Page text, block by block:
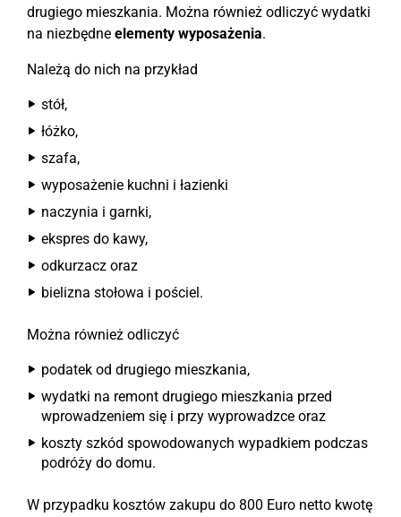
drugiego mieszkania. Można również odliczyć wydatki
na niezbędne elementy wyposażenia.
Należą do nich na przykład
stół,
łóżko,
szafa,
wyposażenie kuchni i łazienki
naczynia i garnki,
ekspres do kawy,
odkurzacz oraz
bielizna stołowa i pościel.
Można również odliczyć
podatek od drugiego mieszkania,
wydatki na remont drugiego mieszkania przed
wprowadzeniem się i przy wyprowadzce oraz
koszty szkód spowodowanych wypadkiem podczas
podróży do domu.
W przypadku kosztów zakupu do 800 Euro netto kwotę